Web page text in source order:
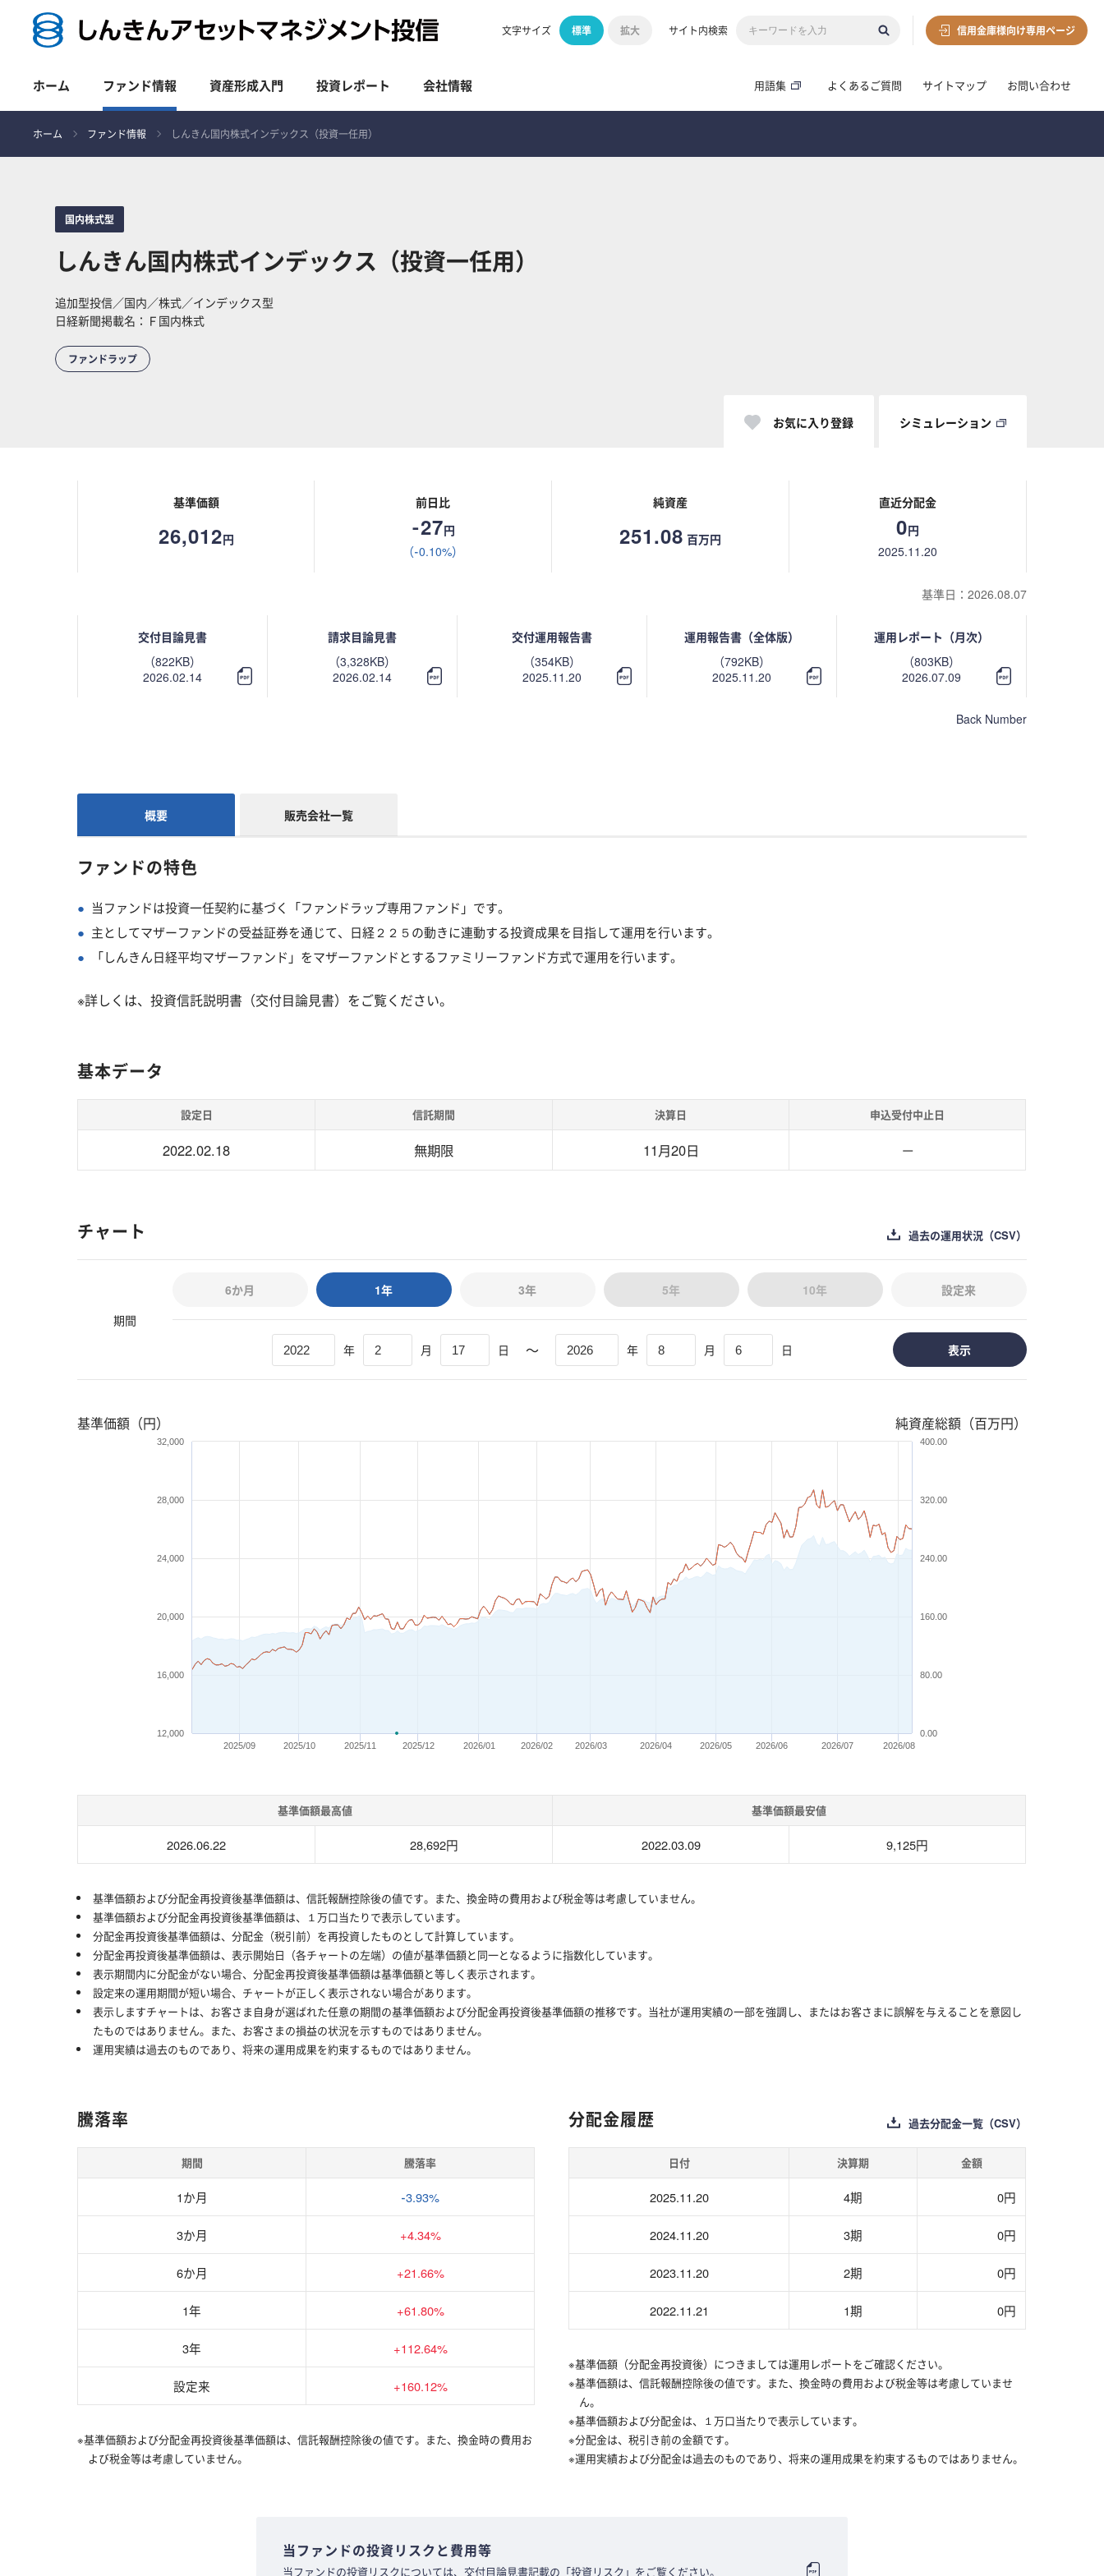
文字サイズ 標準 拡大 サイト内検索 信用金庫様向け専用ページ
ホーム ファンド情報 資産形成入門 投資レポート 会社情報 用語集 よくあるご質問 サイトマップ お問い合わせ
ホーム ファンド情報 しんきん国内株式インデックス（投資一任用）
国内株式型
しんきん国内株式インデックス（投資一任用）
追加型投信／国内／株式／インデックス型
日経新聞掲載名：Ｆ国内株式
ファンドラップ
お気に入り登録 シミュレーション
基準価額
26,012円
前日比
-27円
（-0.10%）
純資産
251.08 百万円
直近分配金
0円
2025.11.20
基準日：2026.08.07
交付目論見書
（822KB）
2026.02.14
請求目論見書
（3,328KB）
2026.02.14
交付運用報告書
（354KB）
2025.11.20
運用報告書（全体版）
（792KB）
2025.11.20
運用レポート（月次）
（803KB）
2026.07.09
Back Number
概要 販売会社一覧
ファンドの特色
当ファンドは投資一任契約に基づく「ファンドラップ専用ファンド」です。
主としてマザーファンドの受益証券を通じて、日経２２５の動きに連動する投資成果を目指して運用を行います。
「しんきん日経平均マザーファンド」をマザーファンドとするファミリーファンド方式で運用を行います。
※詳しくは、投資信託説明書（交付目論見書）をご覧ください。
基本データ
設定日 信託期間 決算日 申込受付中止日
2022.02.18 無期限 11月20日 －
チャート 過去の運用状況（CSV）
期間
6か月 1年 3年 5年 10年 設定来
年 月 日 〜 年 月 日 表示
基準価額（円） 純資産総額（百万円）
2025/09 2025/10 2025/11 2025/12 2026/01 2026/02 2026/03 2026/04 2026/05 2026/06 2026/07 2026/08
12,000
16,000
20,000
24,000
28,000
32,000
0.00
80.00
160.00
240.00
320.00
400.00
基準価額最高値 基準価額最安値
2026.06.22 28,692円 2022.03.09 9,125円
基準価額および分配金再投資後基準価額は、信託報酬控除後の値です。また、換金時の費用および税金等は考慮していません。
基準価額および分配金再投資後基準価額は、１万口当たりで表示しています。
分配金再投資後基準価額は、分配金（税引前）を再投資したものとして計算しています。
分配金再投資後基準価額は、表示開始日（各チャートの左端）の値が基準価額と同一となるように指数化しています。
表示期間内に分配金がない場合、分配金再投資後基準価額は基準価額と等しく表示されます。
設定来の運用期間が短い場合、チャートが正しく表示されない場合があります。
表示しますチャートは、お客さま自身が選ばれた任意の期間の基準価額および分配金再投資後基準価額の推移です。当社が運用実績の一部を強調し、またはお客さまに誤解を与えることを意図し
たものではありません。また、お客さまの損益の状況を示すものではありません。
運用実績は過去のものであり、将来の運用成果を約束するものではありません。
騰落率
期間 騰落率
1か月 -3.93%
3か月 +4.34%
6か月 +21.66%
1年 +61.80%
3年 +112.64%
設定来 +160.12%
※基準価額および分配金再投資後基準価額は、信託報酬控除後の値です。また、換金時の費用お
よび税金等は考慮していません。
分配金履歴 過去分配金一覧（CSV）
日付 決算期 金額
2025.11.20 4期 0円
2024.11.20 3期 0円
2023.11.20 2期 0円
2022.11.21 1期 0円
※基準価額（分配金再投資後）につきましては運用レポートをご確認ください。
※基準価額は、信託報酬控除後の値です。また、換金時の費用および税金等は考慮していませ
ん。
※基準価額および分配金は、１万口当たりで表示しています。
※分配金は、税引き前の金額です。
※運用実績および分配金は過去のものであり、将来の運用成果を約束するものではありません。
当ファンドの投資リスクと費用等
当ファンドの投資リスクについては、交付目論見書記載の「投資リスク」をご覧ください。